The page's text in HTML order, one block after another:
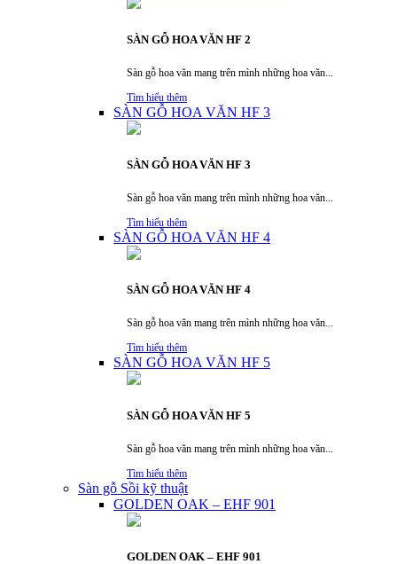
SÀN GỖ HOA VĂN HF 2
Sàn gỗ hoa văn mang trên mình những hoa văn...
Tìm hiểu thêm
SÀN GỖ HOA VĂN HF 3
SÀN GỖ HOA VĂN HF 3
Sàn gỗ hoa văn mang trên mình những hoa văn...
Tìm hiểu thêm
SÀN GỖ HOA VĂN HF 4
SÀN GỖ HOA VĂN HF 4
Sàn gỗ hoa văn mang trên mình những hoa văn...
Tìm hiểu thêm
SÀN GỖ HOA VĂN HF 5
SÀN GỖ HOA VĂN HF 5
Sàn gỗ hoa văn mang trên mình những hoa văn...
Tìm hiểu thêm
Sàn gỗ Sồi kỹ thuật
GOLDEN OAK – EHF 901
GOLDEN OAK – EHF 901